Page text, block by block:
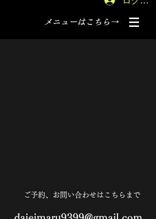
メニューはこちら→
ご予約、お問い合わせはこちらまで